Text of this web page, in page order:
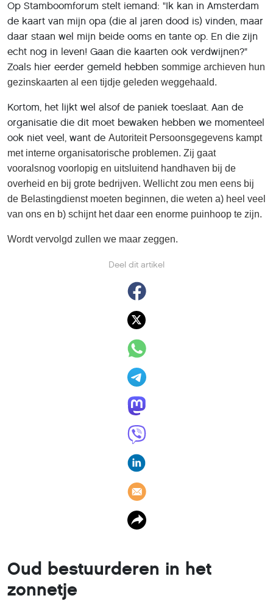
Deel dit artikel
Op Stamboomforum stelt iemand: "Ik kan in Amsterdam
de kaart van mijn opa (die al jaren dood is) vinden, maar
daar staan wel mijn beide ooms en tante op. En die zijn
echt nog in leven! Gaan die kaarten ook verdwijnen?"
Zoals hier eerder gemeld hebben sommige archieven hun
gezinskaarten al een tijdje geleden weggehaald.
Kortom, het lijkt wel alsof de paniek toeslaat. Aan de
organisatie die dit moet bewaken hebben we momenteel
ook niet veel, want de Autoriteit Persoonsgegevens kampt
met interne organisatorische problemen. Zij gaat
vooralsnog voorlopig en uitsluitend handhaven bij de
overheid en bij grote bedrijven. Wellicht zou men eens bij
de Belastingdienst moeten beginnen, die weten a) heel veel
van ons en b) schijnt het daar een enorme puinhoop te zijn.
Wordt vervolgd zullen we maar zeggen.
Oud bestuurderen in het
zonnetje